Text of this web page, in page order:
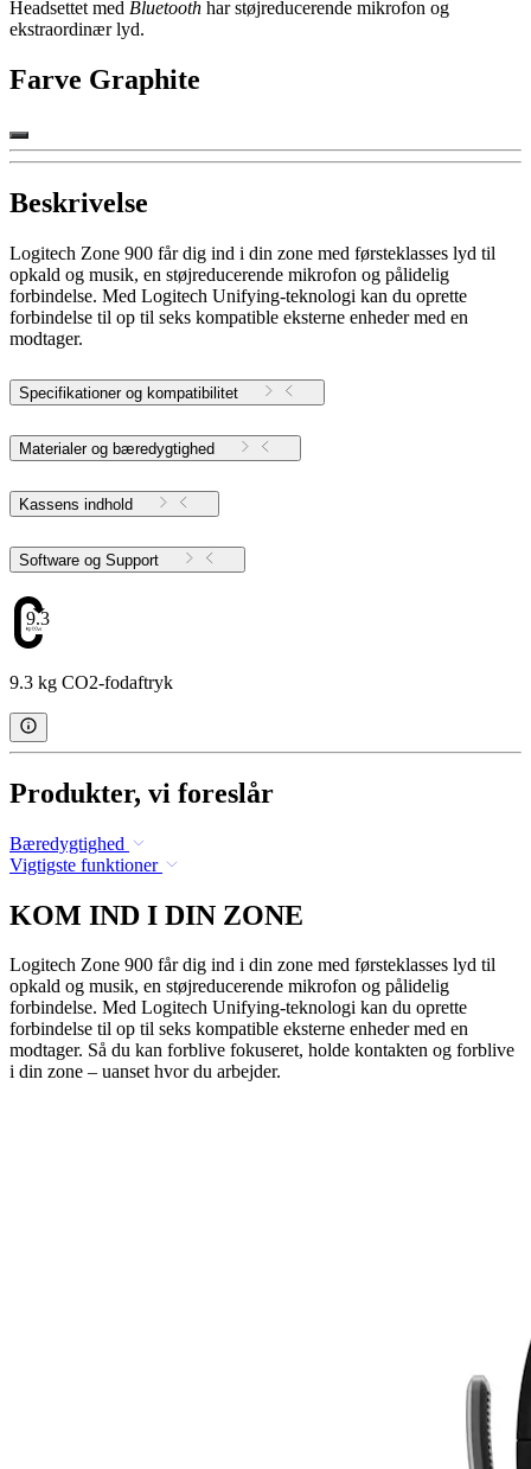
Headsettet med Bluetooth har støjreducerende mikrofon og
ekstraordinær lyd.
Farve Graphite
Beskrivelse
Logitech Zone 900 får dig ind i din zone med førsteklasses lyd til
opkald og musik, en støjreducerende mikrofon og pålidelig
forbindelse. Med Logitech Unifying-teknologi kan du oprette
forbindelse til op til seks kompatible eksterne enheder med en
modtager.
Specifikationer og kompatibilitet
Materialer og bæredygtighed
Kassens indhold
Software og Support
9.3
9.3 kg CO2-fodaftryk
Produkter, vi foreslår
Bæredygtighed
Vigtigste funktioner
KOM IND I DIN ZONE
Logitech Zone 900 får dig ind i din zone med førsteklasses lyd til
opkald og musik, en støjreducerende mikrofon og pålidelig
forbindelse. Med Logitech Unifying-teknologi kan du oprette
forbindelse til op til seks kompatible eksterne enheder med en
modtager. Så du kan forblive fokuseret, holde kontakten og forblive
i din zone – uanset hvor du arbejder.